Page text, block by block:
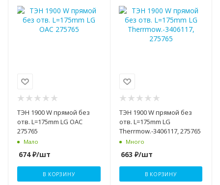
ТЭН 1900 W прямой без
отв. L=175mm LG OAC
275765
Мало
674₽/шт
В КОРЗИНУ
ТЭН 1900 W прямой без
отв. L=175mm LG
Therrmow.-3406117, 275765
Много
663 ₽/шт
В КОРЗИНУ